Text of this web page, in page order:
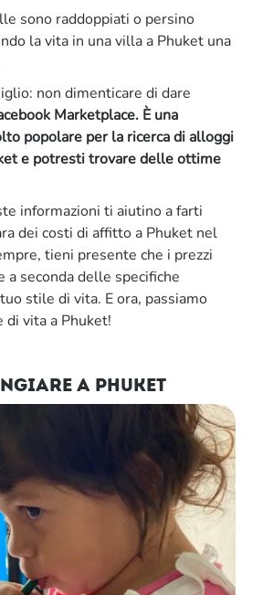
sono raddoppiati o persino
la vita in una villa a Phuket una
non dimenticare di dare
Marketplace. È una
popolare per la ricerca di alloggi
e potresti trovare delle ottime
informazioni ti aiutino a farti
dei costi di affitto a Phuket nel
tieni presente che i prezzi
a seconda delle specifiche
stile di vita. E ora, passiamo
vita a Phuket!
a phuket